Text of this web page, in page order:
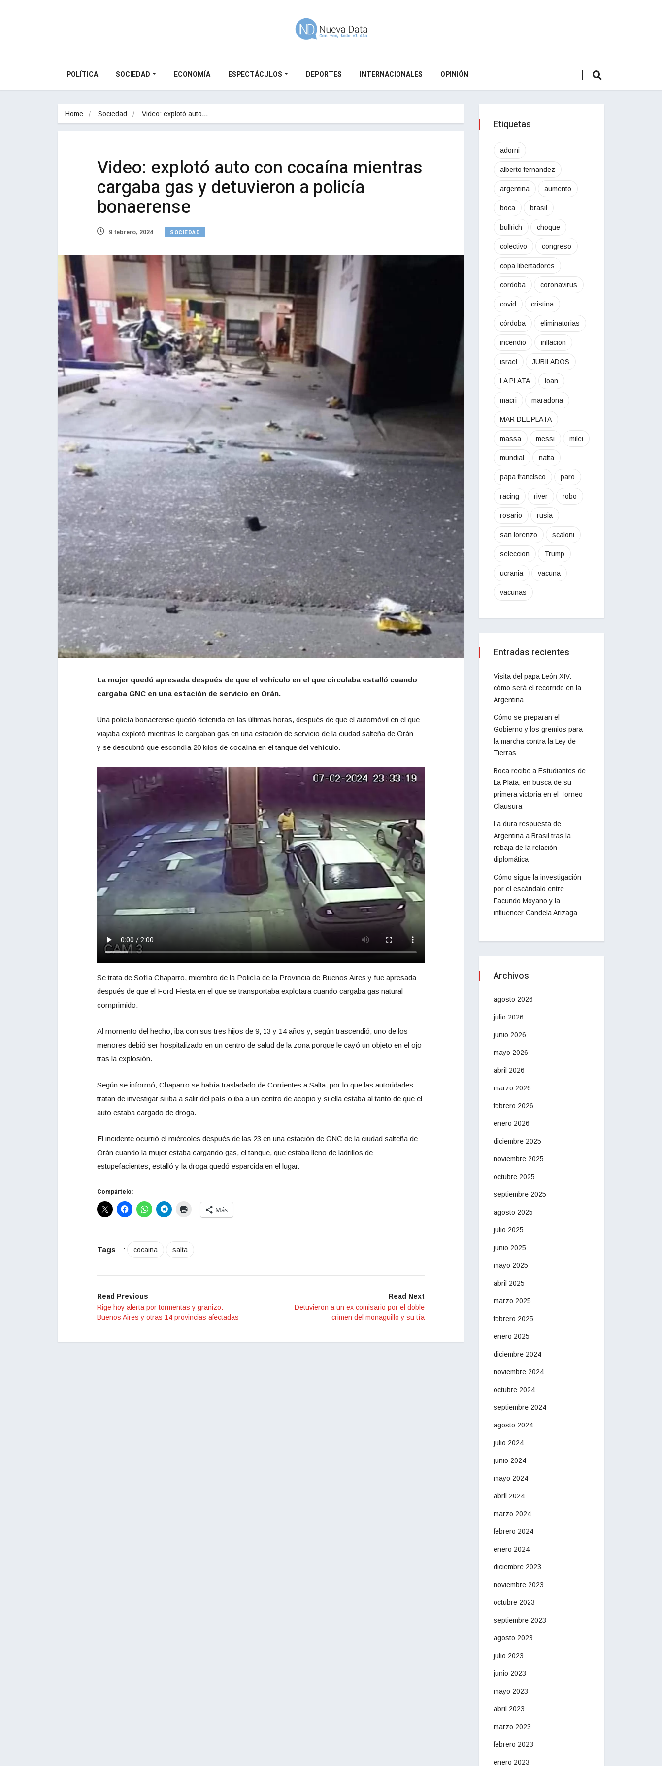
POLÍTICA SOCIEDAD ECONOMÍA ESPECTÁCULOS DEPORTES INTERNACIONALES OPINIÓN
Home Sociedad Video: explotó auto…
Video: explotó auto con cocaína mientras
cargaba gas y detuvieron a policía
bonaerense
9 febrero, 2024 SOCIEDAD
La mujer quedó apresada después de que el vehículo en el que circulaba estalló cuando
cargaba GNC en una estación de servicio en Orán.
Una policía bonaerense quedó detenida en las últimas horas, después de que el automóvil en el que
viajaba explotó mientras le cargaban gas en una estación de servicio de la ciudad salteña de Orán
y se descubrió que escondía 20 kilos de cocaína en el tanque del vehículo.
Se trata de Sofía Chaparro, miembro de la Policía de la Provincia de Buenos Aires y fue apresada
después de que el Ford Fiesta en el que se transportaba explotara cuando cargaba gas natural
comprimido.
Al momento del hecho, iba con sus tres hijos de 9, 13 y 14 años y, según trascendió, uno de los
menores debió ser hospitalizado en un centro de salud de la zona porque le cayó un objeto en el ojo
tras la explosión.
Según se informó, Chaparro se había trasladado de Corrientes a Salta, por lo que las autoridades
tratan de investigar si iba a salir del país o iba a un centro de acopio y si ella estaba al tanto de que el
auto estaba cargado de droga.
El incidente ocurrió el miércoles después de las 23 en una estación de GNC de la ciudad salteña de
Orán cuando la mujer estaba cargando gas, el tanque, que estaba lleno de ladrillos de
estupefacientes, estalló y la droga quedó esparcida en el lugar.
Compártelo:
Más
Tags : cocaina salta
Read Previous
Rige hoy alerta por tormentas y granizo:
Buenos Aires y otras 14 provincias afectadas
Read Next
Detuvieron a un ex comisario por el doble
crimen del monaguillo y su tía
Etiquetas
adorni
alberto fernandez
argentina aumento
boca brasil
bullrich choque
colectivo congreso
copa libertadores
cordoba coronavirus
covid cristina
córdoba eliminatorias
incendio inflacion
israel JUBILADOS
LA PLATA loan
macri maradona
MAR DEL PLATA
massa messi milei
mundial nafta
papa francisco paro
racing river robo
rosario rusia
san lorenzo scaloni
seleccion Trump
ucrania vacuna
vacunas
Entradas recientes
Visita del papa León XIV:
cómo será el recorrido en la
Argentina
Cómo se preparan el
Gobierno y los gremios para
la marcha contra la Ley de
Tierras
Boca recibe a Estudiantes de
La Plata, en busca de su
primera victoria en el Torneo
Clausura
La dura respuesta de
Argentina a Brasil tras la
rebaja de la relación
diplomática
Cómo sigue la investigación
por el escándalo entre
Facundo Moyano y la
influencer Candela Arizaga
Archivos
agosto 2026
julio 2026
junio 2026
mayo 2026
abril 2026
marzo 2026
febrero 2026
enero 2026
diciembre 2025
noviembre 2025
octubre 2025
septiembre 2025
agosto 2025
julio 2025
junio 2025
mayo 2025
abril 2025
marzo 2025
febrero 2025
enero 2025
diciembre 2024
noviembre 2024
octubre 2024
septiembre 2024
agosto 2024
julio 2024
junio 2024
mayo 2024
abril 2024
marzo 2024
febrero 2024
enero 2024
diciembre 2023
noviembre 2023
octubre 2023
septiembre 2023
agosto 2023
julio 2023
junio 2023
mayo 2023
abril 2023
marzo 2023
febrero 2023
enero 2023